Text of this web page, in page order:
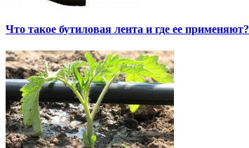
Что такое бутиловая лента и где ее применяют?